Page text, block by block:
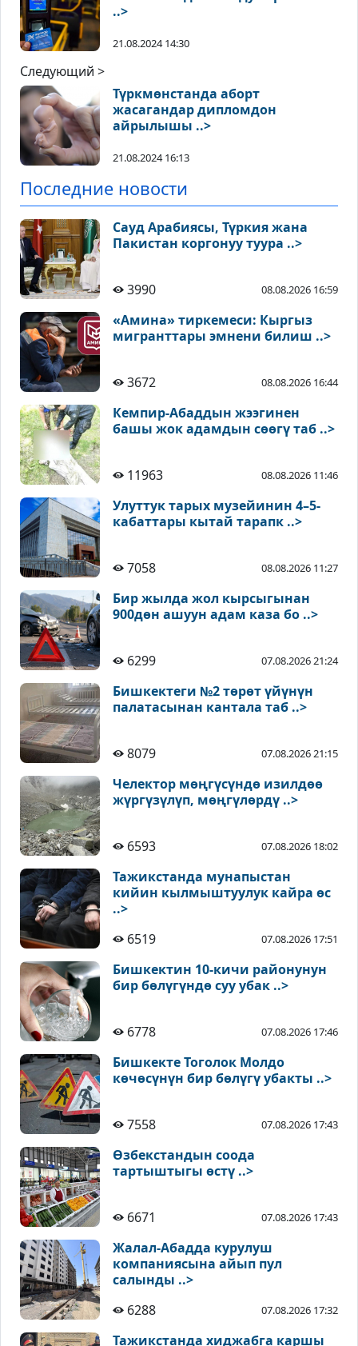
..>
21.08.2024 14:30
Следующий >
Түркмөнстанда аборт
жасагандар дипломдон
айрылышы ..>
21.08.2024 16:13
Последние новости
Сауд Арабиясы, Түркия жана
Пакистан коргонуу туура ..>
3990 08.08.2026 16:59
«Амина» тиркемеси: Кыргыз
мигранттары эмнени билиш ..>
3672 08.08.2026 16:44
Кемпир-Абаддын жээгинен
башы жок адамдын сөөгү таб ..>
11963 08.08.2026 11:46
Улуттук тарых музейинин 4–5-
кабаттары кытай тарапк ..>
7058 08.08.2026 11:27
Бир жылда жол кырсыгынан
900дөн ашуун адам каза бо ..>
6299 07.08.2026 21:24
Бишкектеги №2 төрөт үйүнүн
палатасынан кантала таб ..>
8079 07.08.2026 21:15
Челектор мөңгүсүндө изилдөө
жүргүзүлүп, мөңгүлөрдү ..>
6593 07.08.2026 18:02
Тажикстанда мунапыстан
кийин кылмыштуулук кайра өс
..>
6519
07.08.2026 17:51
Бишкектин 10-кичи районунун
бир бөлүгүндө суу убак ..>
6778 07.08.2026 17:46
Бишкекте Тоголок Молдо
көчөсүнүн бир бөлүгү убакты ..>
7558 07.08.2026 17:43
Өзбекстандын соода
тартыштыгы өстү ..>
6671 07.08.2026 17:43
Жалал-Абадда курулуш
компаниясына айып пул
салынды ..>
6288
07.08.2026 17:32
Тажикстанда хиджабга каршы